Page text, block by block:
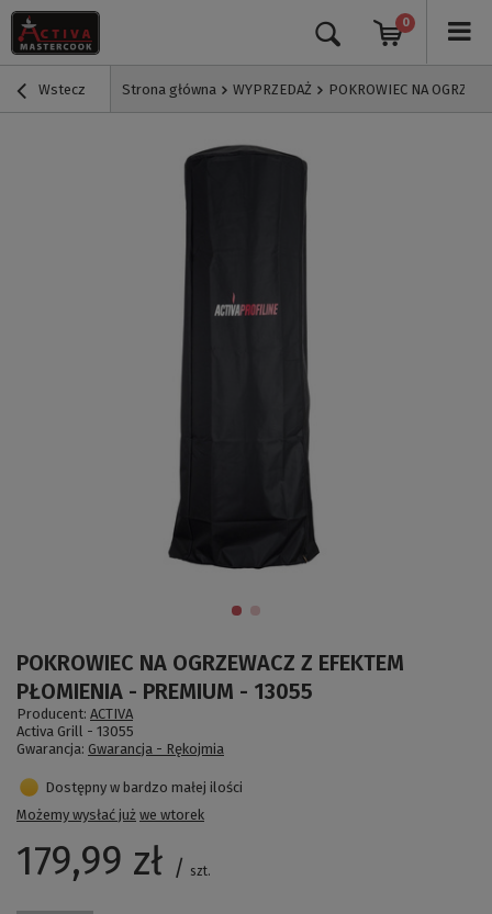
0
Wstecz Strona główna WYPRZEDAŻ POKROWIEC NA
POKROWIEC NA OGRZEWACZ Z EFEKTEM
PŁOMIENIA - PREMIUM - 13055
Producent: ACTIVA
Activa Grill - 13055
Gwarancja: Gwarancja - Rękojmia
Dostępny w bardzo małej ilości
Możemy wysłać już we wtorek
179,99 zł / szt.